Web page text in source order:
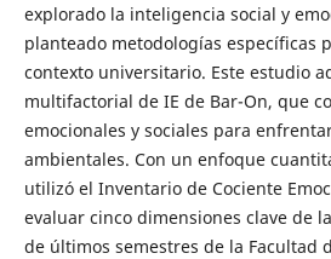
explorado la inteligencia social y
planteado metodologías específicas
contexto universitario. Este estudio
multifactorial de IE de Bar-On, que
emocionales y sociales para
ambientales. Con un enfoque
utilizó el Inventario de Cociente
evaluar cinco dimensiones clave de
de últimos semestres de la Facultad